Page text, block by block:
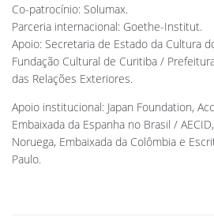
Co-patrocínio: Solumax.
Parceria internacional: Goethe-Institut.
Apoio: Secretaria de Estado da Cultura
Fundação Cultural de Curitiba /
das Relações Exteriores.
Apoio institucional: Japan Foundation,
Embaixada da Espanha no Brasil /
Noruega, Embaixada da Colômbia e
Paulo.